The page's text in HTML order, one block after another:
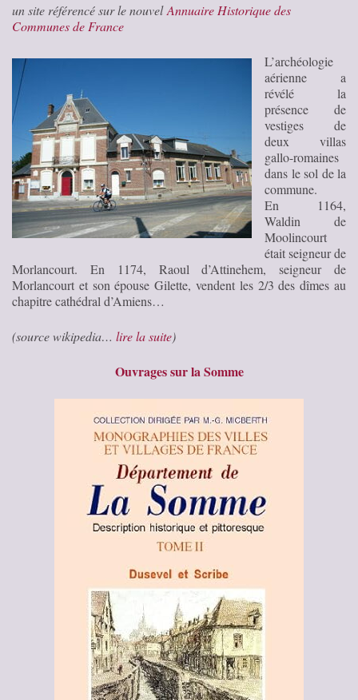
un site référencé sur le nouvelAnnuaire Historique des
Communes de France
L’archéologie
aérienne a
révélé la
présence de
vestiges de
deux villas
gallo-romaines
dans le sol de la
commune.
En 1164,
Waldin de
Moolincourt
était seigneur de
Morlancourt. En 1174, Raoul d’Attinehem, seigneur de
Morlancourt et son épouse Gilette, vendent les 2/3 des dîmes au
chapitre cathédral d’Amiens…
(source wikipedia… lire la suite)
Ouvrages sur la Somme